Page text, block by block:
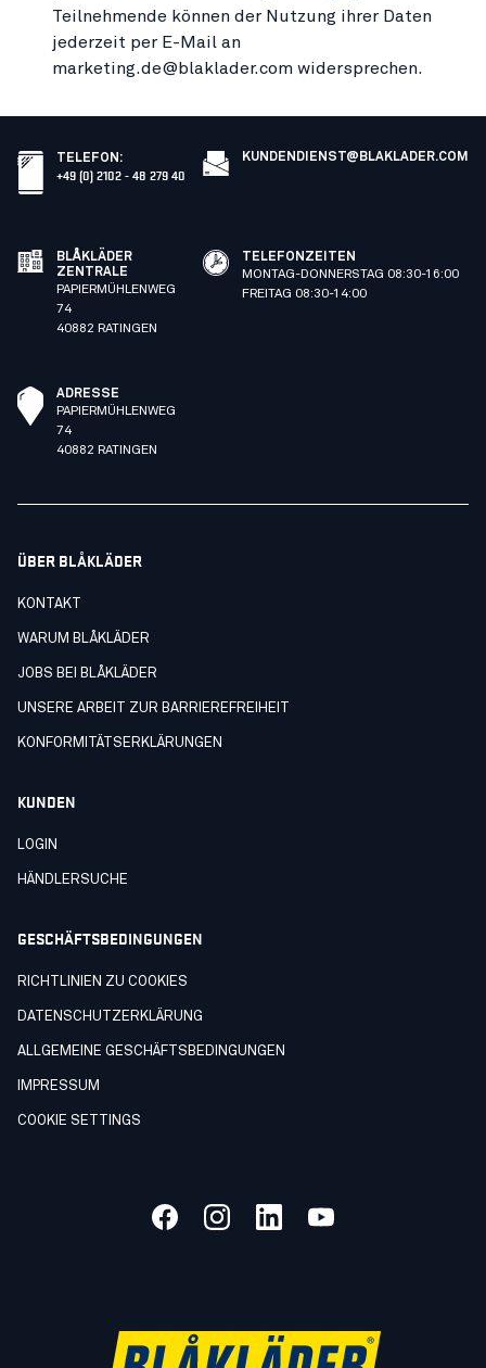
Teilnehmende können der Nutzung ihrer Daten
jederzeit per E-Mail an
marketing.de@blaklader.com widersprechen.
TELEFON :
+49 (0) 2102 - 48 279 40
KUNDENDIENST@BLAKLADER.COM
BLÅKLÄDER
ZENTRALE
PAPIERMÜHLENWEG
74
40882 RATINGEN
TELEFONZEITEN
MONTAG-DONNERSTAG 08:30-16:00
FREITAG 08:30-14:00
ADRESSE
PAPIERMÜHLENWEG
74
40882 RATINGEN
ÜBER BLÅKLÄDER
KONTAKT
WARUM BLÅKLÄDER
JOBS BEI BLÅKLÄDER
UNSERE ARBEIT ZUR BARRIEREFREIHEIT
KONFORMITÄTSERKLÄRUNGEN
KUNDEN
LOGIN
HÄNDLERSUCHE
GESCHÄFTSBEDINGUNGEN
RICHTLINIEN ZU COOKIES
DATENSCHUTZERKLÄRUNG
ALLGEMEINE GESCHÄFTSBEDINGUNGEN
IMPRESSUM
COOKIE SETTINGS